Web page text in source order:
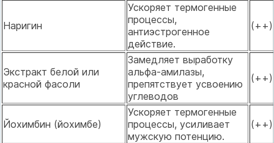
Наригин
Ускоряет термогенные
процессы,
антиэстрогенное
действие.
(++)
Экстракт белой или
красной фасоли
Замедляет выработку
альфа-амилазы,
препятствует усвоению
углеводов
(++)
Йохимбин (йохимбе)
Ускоряет термогенные
процессы, усиливает
мужскую потенцию.
(++)